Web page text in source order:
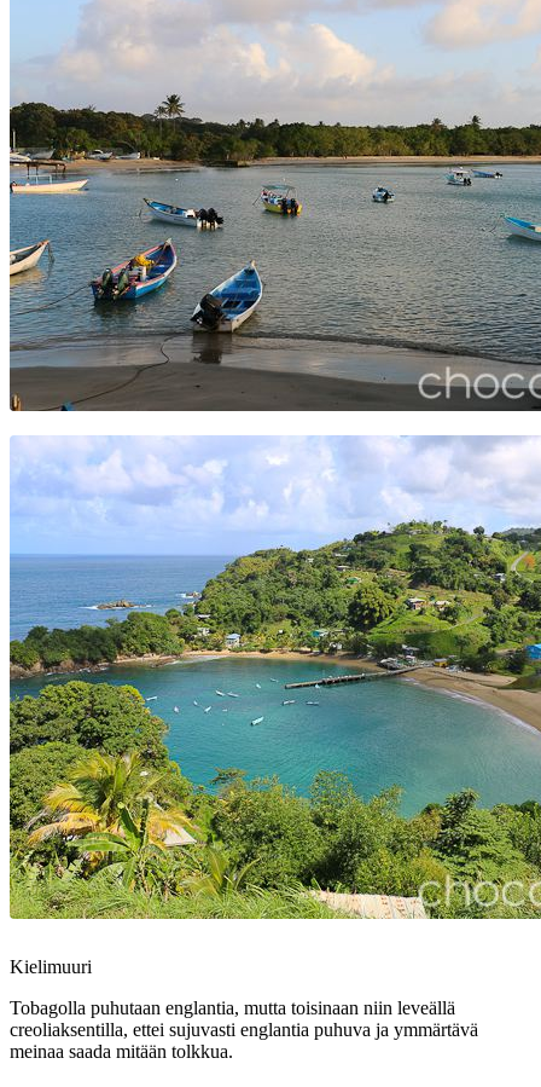
Kielimuuri
Tobagolla puhutaan englantia, mutta toisinaan niin leveällä
creoliaksentilla, ettei sujuvasti englantia puhuva ja ymmärtävä
meinaa saada mitään tolkkua.